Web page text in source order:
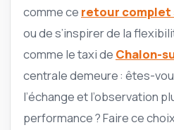
comme ce retour complet
ou de s’inspirer de la
comme le taxi de Chalon-
centrale demeure : êtes-
l’échange et l’observation
performance ? Faire ce